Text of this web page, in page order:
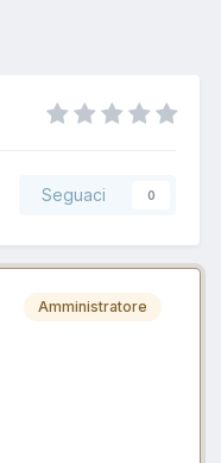
Seguaci 0
Amministratore